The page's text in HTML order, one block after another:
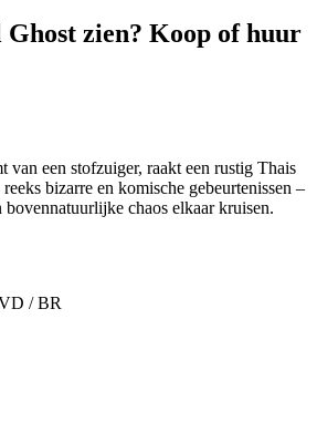
zien? Koop of huur
van een stofzuiger, raakt een rustig Thais
bizarre en komische gebeurtenissen –
chaos elkaar kruisen.
/ BR